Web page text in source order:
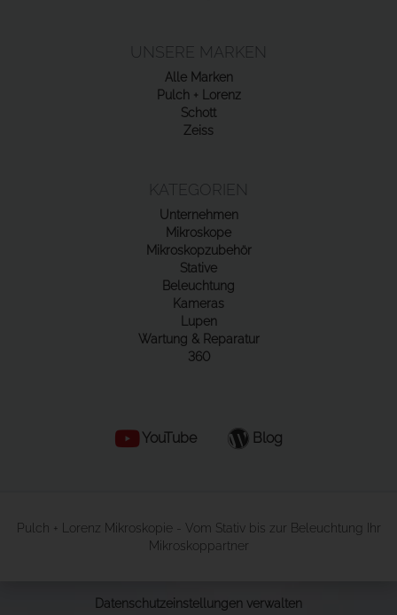
UNSERE MARKEN
Alle Marken
Pulch + Lorenz
Schott
Zeiss
KATEGORIEN
Unternehmen
Mikroskope
Mikroskopzubehör
Stative
Beleuchtung
Kameras
Lupen
Wartung & Reparatur
360
YouTube Blog
Pulch + Lorenz Mikroskopie - Vom Stativ bis zur Beleuchtung Ihr
Mikroskoppartner
Datenschutzeinstellungen verwalten